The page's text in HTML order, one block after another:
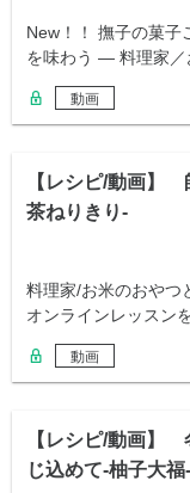
New！！ 撫子の菓
を味わう ― 料理家
動画
【レシピ/動画】
茶ねりきり-
料理家/お米のおやつ
オンラインレッスン
動画
【レシピ/動画】
じ込めて-柚子大福-